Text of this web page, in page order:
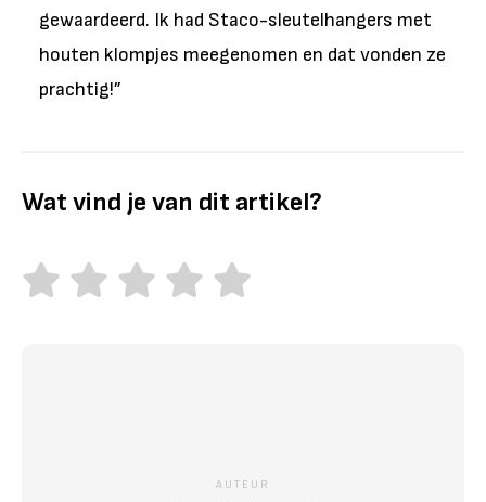
gewaardeerd. Ik had Staco-sleutelhangers met
houten klompjes meegenomen en dat vonden ze
prachtig!”
Wat vind je van dit artikel?
AUTEUR